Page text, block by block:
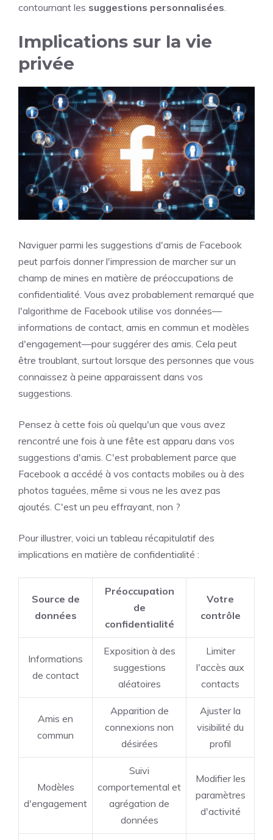
contournant les suggestions personnalisées.
Implications sur la vie
privée
Naviguer parmi les suggestions d'amis de Facebook
peut parfois donner l'impression de marcher sur un
champ de mines en matière de préoccupations de
confidentialité. Vous avez probablement remarqué que
l'algorithme de Facebook utilise vos données—
informations de contact, amis en commun et modèles
d'engagement—pour suggérer des amis. Cela peut
être troublant, surtout lorsque des personnes que vous
connaissez à peine apparaissent dans vos
suggestions.
Pensez à cette fois où quelqu'un que vous avez
rencontré une fois à une fête est apparu dans vos
suggestions d'amis. C'est probablement parce que
Facebook a accédé à vos contacts mobiles ou à des
photos taguées, même si vous ne les avez pas
ajoutés. C'est un peu effrayant, non ?
Pour illustrer, voici un tableau récapitulatif des
implications en matière de confidentialité :
Source de
données
Préoccupation
de
confidentialité
Votre
contrôle
Informations
de contact
Exposition à des
suggestions
aléatoires
Limiter
l'accès aux
contacts
Amis en
commun
Apparition de
connexions non
désirées
Ajuster la
visibilité du
profil
Modèles
d'engagement
Suivi
comportemental et
agrégation de
données
Modifier les
paramètres
d'activité